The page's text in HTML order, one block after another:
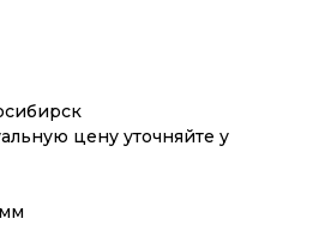
цену уточняйте у